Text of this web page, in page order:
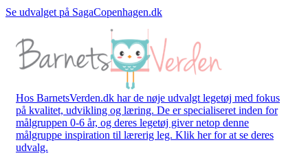
Se udvalget på SagaCopenhagen.dk
Hos BarnetsVerden.dk har de nøje udvalgt legetøj med fokus
på kvalitet, udvikling og læring. De er specialiseret inden for
målgruppen 0-6 år, og deres legetøj giver netop denne
målgruppe inspiration til lærerig leg. Klik her for at se deres
udvalg.